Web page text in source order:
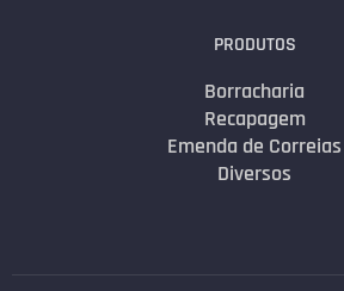
PRODUTOS
Borracharia
Recapagem
Emenda de Correias
Diversos